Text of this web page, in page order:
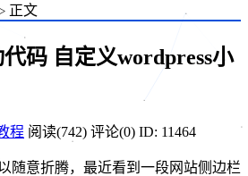
> 正文
码 自定义wordpress小
程 阅读(742) 评论(0) ID: 11464
随意折腾，最近看到一段网站侧边栏